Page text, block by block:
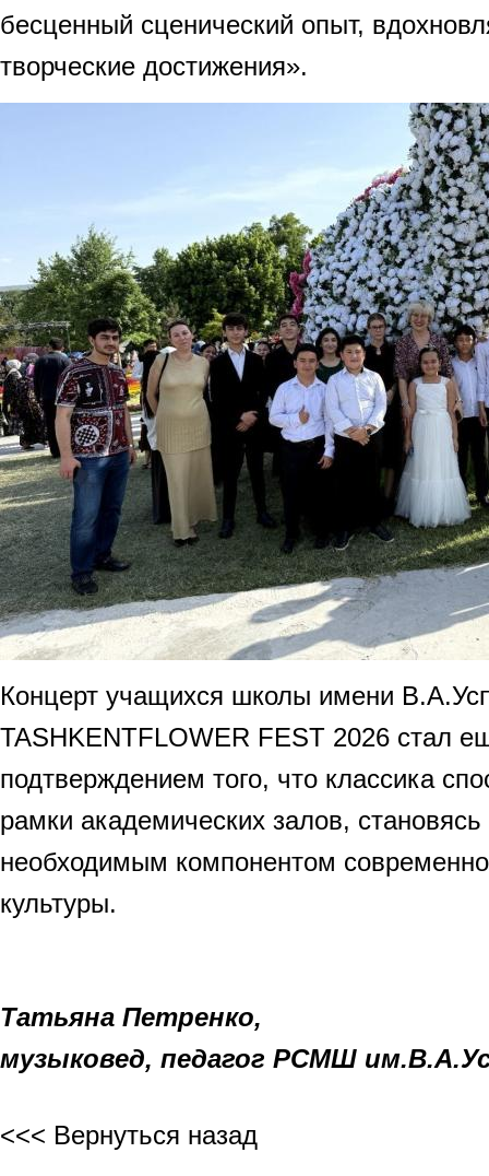
бесценный сценический опыт,
творческие достижения».
Концерт учащихся школы имени
TASHKENTFLOWER FEST 2026 стал
подтверждением того, что классика
рамки академических залов,
необходимым компонентом
культуры.
Татьяна Петренко,
музыковед, педагог РСМШ
<<< Вернуться назад